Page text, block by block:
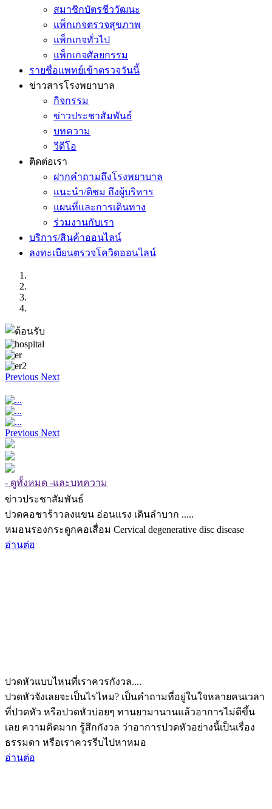
สมาชิกบัตรชีววัฒนะ
แพ็กเกจตรวจสุขภาพ
แพ็กเกจทั่วไป
แพ็กเกจศัลยกรรม
รายชื่อแพทย์เข้าตรวจวันนี้
ข่าวสารโรงพยาบาล
กิจกรรม
ข่าวประชาสัมพันธ์
บทความ
วีดีโอ
ติดต่อเรา
ฝากคำถามถึงโรงพยาบาล
แนะนำ/ติชม ถึงผู้บริหาร
แผนที่และการเดินทาง
ร่วมงานกับเรา
บริการ/สินค้าออนไลน์
ลงทะเบียนตรวจโควิดออนไลน์
Previous Next
Previous Next
- ดูทั้งหมด -และบทความ
ข่าวประชาสัมพันธ์
ปวดคอชาร้าวลงแขน อ่อนแรง เดินลำบาก .....
หมอนรองกระดูกคอเสื่อม Cervical degenerative disc disease
อ่านต่อ
ปวดหัวแบบไหนที่เราควรกังวล....
ปวดหัวจังเลยจะเป็นไรไหม? เป็นคำถามที่อยู่ในใจหลายคนเวลา
ที่ปวดหัว หรือปวดหัวบ่อยๆ ทานยามานานแล้วอาการไม่ดีขึ้น
เลย ความคิดมาก รู้สึกกังวล ว่าอาการปวดหัวอย่างนี้เป็นเรื่อง
ธรรมดา หรือเราควรรีบไปหาหมอ
อ่านต่อ